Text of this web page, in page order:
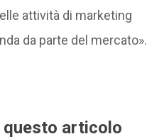
attività di marketing
da parte del mercato».
questo articolo